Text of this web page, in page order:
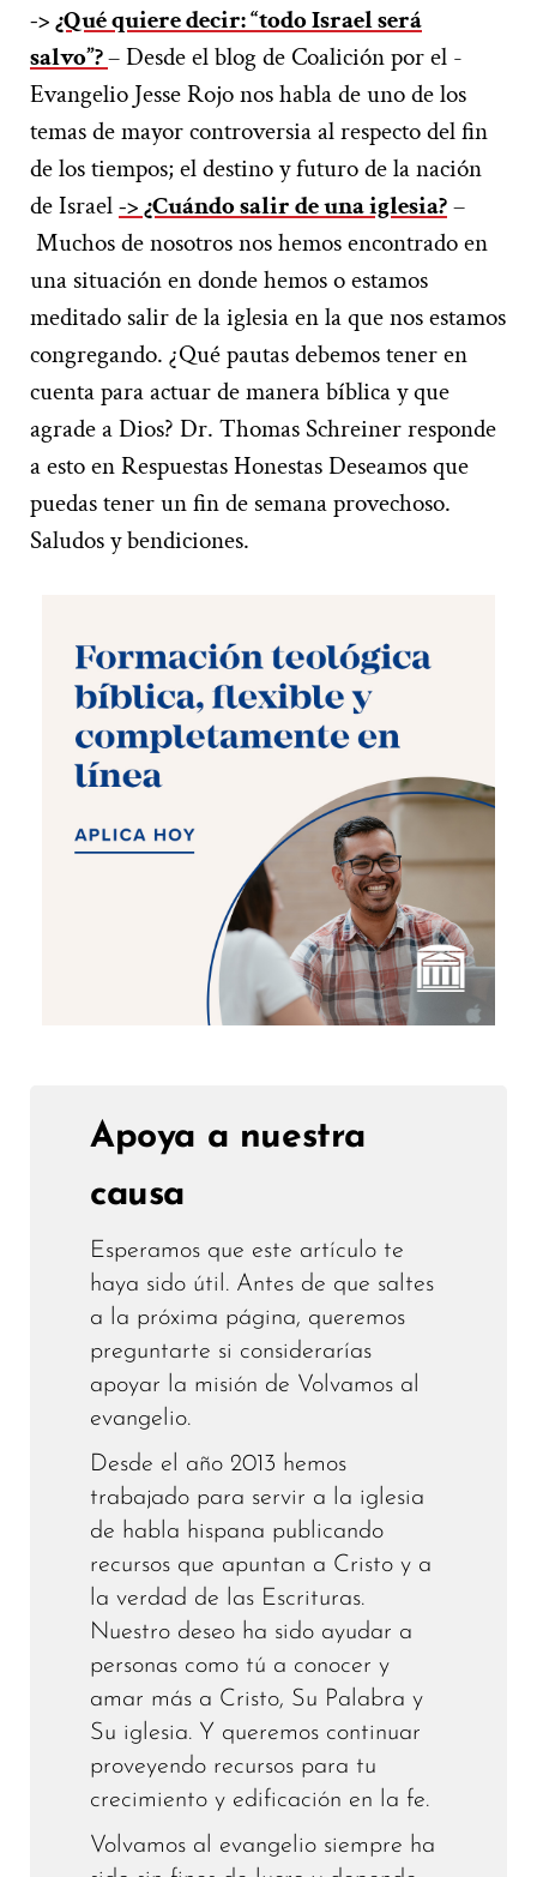
->¿Qué quiere decir: “todo Israel será
salvo”?– Desde el blog de Coalición por el -
Evangelio Jesse Rojo nos habla de uno de los
temas de mayor controversia al respecto del fin
de los tiempos; el destino y futuro de la nación
de Israel-> ¿Cuándo salir de una iglesia?–
Muchos de nosotros nos hemos encontrado en
una situación en donde hemos o estamos
meditado salir de la iglesia en la que nos estamos
congregando. ¿Qué pautas debemos tener en
cuenta para actuar de manera bíblica y que
agrade a Dios? Dr. Thomas Schreiner responde
a esto en Respuestas Honestas Deseamos que
puedas tener un fin de semana provechoso.
Saludos y bendiciones.
Apoya a nuestra
causa
Esperamos que este artículo te
haya sido útil. Antes de que saltes
a la próxima página, queremos
preguntarte si considerarías
apoyar la misión de Volvamos al
evangelio.
Desde el año 2013 hemos
trabajado para servir a la iglesia
de habla hispana publicando
recursos que apuntan a Cristo y a
la verdad de las Escrituras.
Nuestro deseo ha sido ayudar a
personas como tú a conocer y
amar más a Cristo, Su Palabra y
Su iglesia. Y queremos continuar
proveyendo recursos para tu
crecimiento y edificación en la fe.
Volvamos al evangelio siempre ha